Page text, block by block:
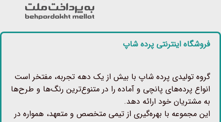
فروشگاه اینترنتی پرده شاپ
گروه تولیدی پرده شاپ با بیش از یک دهه تجربه، مفتخر است
انواع پرده‌های پانچی و آماده را در متنوع‌ترین رنگ‌ها و طرح‌ها
به مشتریان خود ارائه دهد.
این مجموعه با بهره‌گیری از تیمی متخصص و متعهد، همواره در